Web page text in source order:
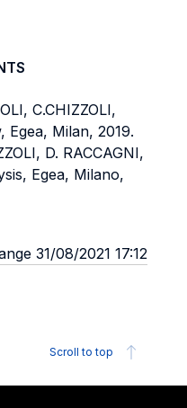
C.CHIZZOLI,
Egea, Milan, 2019.
D. RACCAGNI,
Egea, Milano,
31/08/2021 17:12
Scroll to top